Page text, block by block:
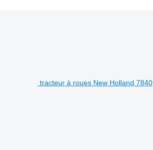
tracteur à roues New Holland 7840